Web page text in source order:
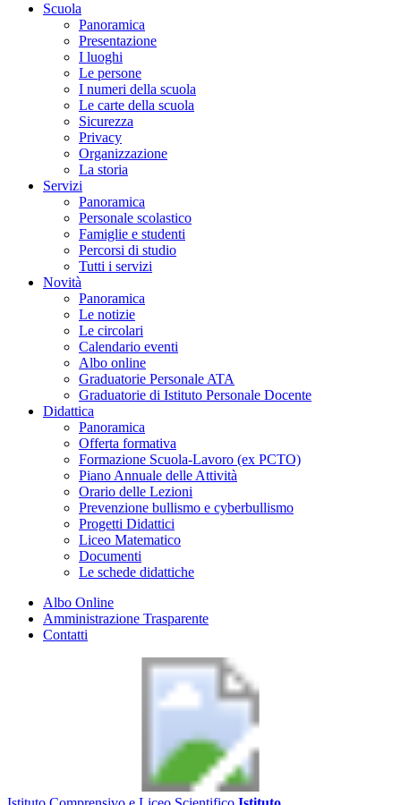
Scuola
Panoramica
Presentazione
I luoghi
Le persone
I numeri della scuola
Le carte della scuola
Sicurezza
Privacy
Organizzazione
La storia
Servizi
Panoramica
Personale scolastico
Famiglie e studenti
Percorsi di studio
Tutti i servizi
Novità
Panoramica
Le notizie
Le circolari
Calendario eventi
Albo online
Graduatorie Personale ATA
Graduatorie di Istituto Personale Docente
Didattica
Panoramica
Offerta formativa
Formazione Scuola-Lavoro (ex PCTO)
Piano Annuale delle Attività
Orario delle Lezioni
Prevenzione bullismo e cyberbullismo
Progetti Didattici
Liceo Matematico
Documenti
Le schede didattiche
Albo Online
Amministrazione Trasparente
Contatti